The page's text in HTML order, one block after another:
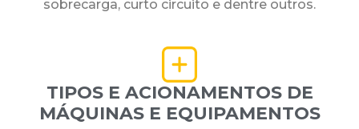
sobrecarga, curto circuito e dentre outros.
TIPOS E ACIONAMENTOS DE
MÁQUINAS E EQUIPAMENTOS